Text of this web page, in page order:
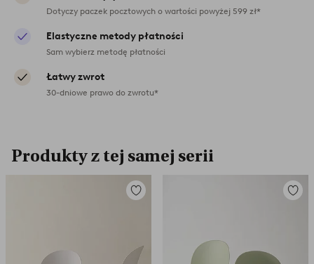
Dotyczy paczek pocztowych o wartości powyżej 599 zł*
Elastyczne metody płatności
Sam wybierz metodę płatności
Łatwy zwrot
30-dniowe prawo do zwrotu*
Produkty z tej samej serii
Dodaj
Dodaj